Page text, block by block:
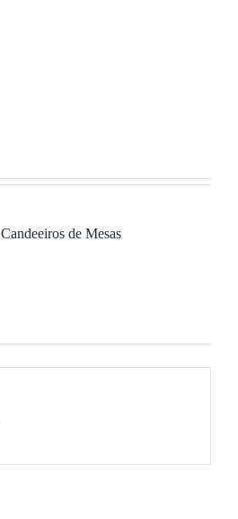
Candeeiros de Mesas